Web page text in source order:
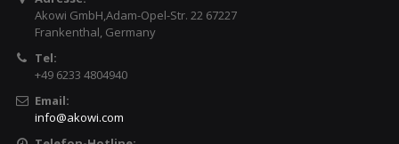
Akowi GmbH,Adam-Opel-Str. 22 67227
Frankenthal, Germany
Tel:
+49 6233 4804940
Email:
info@akowi.com